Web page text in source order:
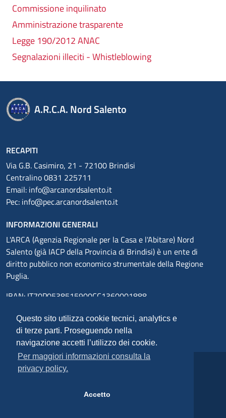
Questo sito utilizza cookie tecnici, analytics e
di terze parti. Proseguendo nella
navigazione accetti l’utilizzo dei cookie.
Per maggiori informazioni consulta la
privacy policy.
Accetto
Commissione inquilinato
Amministrazione trasparente
Legge 190/2012 ANAC
Segnalazioni illeciti - Whistleblowing
A.R.C.A. Nord Salento
RECAPITI
Via G.B. Casimiro, 21 - 72100 Brindisi
Centralino 0831 225711
Email: info@arcanordsalento.it
Pec: info@pec.arcanordsalento.it
INFORMAZIONI GENERALI
L'ARCA (Agenzia Regionale per la Casa e l'Abitare) Nord
Salento (già IACP della Provincia di Brindisi) è un ente di
diritto pubblico non economico strumentale della Regione
Puglia.
IBAN: IT70P0538515900CC1360001888
LINK
Area riservata
Link utili
Cookie policy